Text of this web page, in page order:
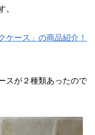
。
ケース」の商品紹介！
スが２種類あったので